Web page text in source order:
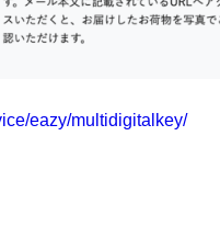
eazy/multidigitalkey/